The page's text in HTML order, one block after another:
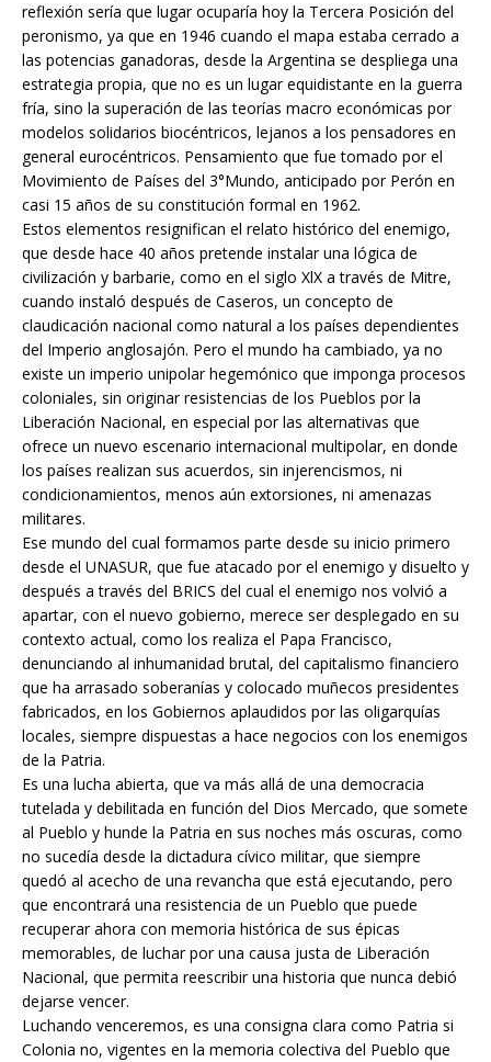
reflexión sería que lugar ocuparía hoy la Tercera Posición del
peronismo, ya que en 1946 cuando el mapa estaba cerrado a
las potencias ganadoras, desde la Argentina se despliega una
estrategia propia, que no es un lugar equidistante en la guerra
fría, sino la superación de las teorías macro económicas por
modelos solidarios biocéntricos, lejanos a los pensadores en
general eurocéntricos. Pensamiento que fue tomado por el
Movimiento de Países del 3°Mundo, anticipado por Perón en
casi 15 años de su constitución formal en 1962.
Estos elementos resignifican el relato histórico del enemigo,
que desde hace 40 años pretende instalar una lógica de
civilización y barbarie, como en el siglo XlX a través de Mitre,
cuando instaló después de Caseros, un concepto de
claudicación nacional como natural a los países dependientes
del Imperio anglosajón. Pero el mundo ha cambiado, ya no
existe un imperio unipolar hegemónico que imponga procesos
coloniales, sin originar resistencias de los Pueblos por la
Liberación Nacional, en especial por las alternativas que
ofrece un nuevo escenario internacional multipolar, en donde
los países realizan sus acuerdos, sin injerencismos, ni
condicionamientos, menos aún extorsiones, ni amenazas
militares.
Ese mundo del cual formamos parte desde su inicio primero
desde el UNASUR, que fue atacado por el enemigo y disuelto y
después a través del BRICS del cual el enemigo nos volvió a
apartar, con el nuevo gobierno, merece ser desplegado en su
contexto actual, como los realiza el Papa Francisco,
denunciando al inhumanidad brutal, del capitalismo financiero
que ha arrasado soberanías y colocado muñecos presidentes
fabricados, en los Gobiernos aplaudidos por las oligarquías
locales, siempre dispuestas a hace negocios con los enemigos
de la Patria.
Es una lucha abierta, que va más allá de una democracia
tutelada y debilitada en función del Dios Mercado, que somete
al Pueblo y hunde la Patria en sus noches más oscuras, como
no sucedía desde la dictadura cívico militar, que siempre
quedó al acecho de una revancha que está ejecutando, pero
que encontrará una resistencia de un Pueblo que puede
recuperar ahora con memoria histórica de sus épicas
memorables, de luchar por una causa justa de Liberación
Nacional, que permita reescribir una historia que nunca debió
dejarse vencer.
Luchando venceremos, es una consigna clara como Patria si
Colonia no, vigentes en la memoria colectiva del Pueblo que